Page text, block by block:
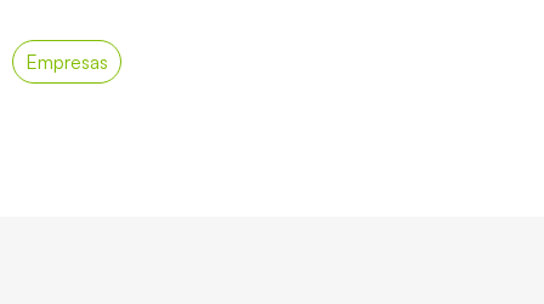
Empresas